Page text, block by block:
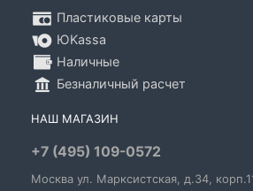
Пластиковые карты
ЮKassa
Наличные
Безналичный расчет
НАШ МАГАЗИН
+7 (495) 109-0572
Москва ул. Марксистская , д.34,